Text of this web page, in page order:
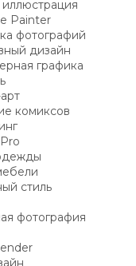
Painter
фотографий
дизайн
графика
комиксов
стиль
фотография